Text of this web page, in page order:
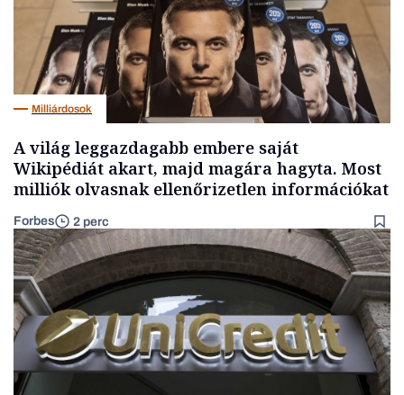
Milliárdosok
A világ leggazdagabb embere saját
Wikipédiát akart, majd magára hagyta. Most
milliók olvasnak ellenőrizetlen információkat
Forbes 2 perc